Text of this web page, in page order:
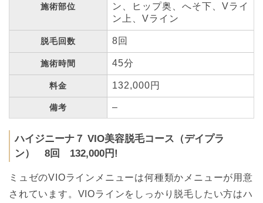
施術部位
ン、ヒップ奥、へそ下、Vライ
ン上、Vライン
脱毛回数 8回
施術時間 45分
料金 132,000円
備考 –
ハイジニーナ７ VIO美容脱毛コース（デイプラ
ン） 8回 132,000円!
ミュゼのVIOラインメニューは何種類かメニューが用意
されています。VIOラインをしっかり脱毛したい方はハ